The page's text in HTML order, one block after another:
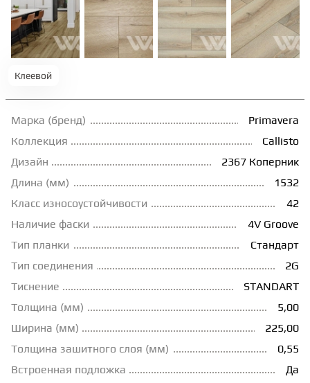
КЛЕЙ
ГРУНТОВКИ
ЭКОМАССИВ
МАССИВНАЯ ДОСКА
ИСКУССТВЕННАЯ ТРАВА
Клеевой
Марка (бренд)
Primavera
Коллекция
Callisto
Дизайн
2367 Коперник
Длина (мм)
1532
Класс износоустойчивости
42
Наличие фаски
4V Groove
Тип планки
Стандарт
Тип соединения
2G
Тиснение
STANDART
Толщина (мм)
5,00
Ширина (мм)
225,00
Толщина зашитного слоя (мм)
0,55
Встроенная подложка
Да